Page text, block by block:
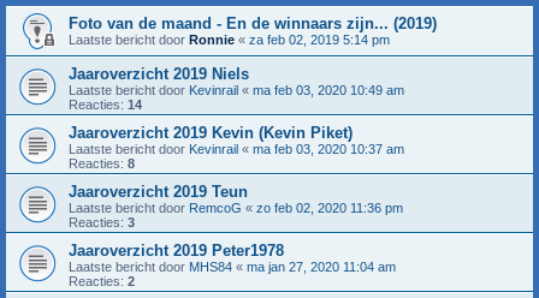
Foto van de maand - En de winnaars zijn... (2019)
Laatste bericht door Ronnie « za feb 02, 2019 5:14 pm
Jaaroverzicht 2019 Niels
Laatste bericht door Kevinrail « ma feb 03, 2020 10:49 am
Reacties: 14
Jaaroverzicht 2019 Kevin (Kevin Piket)
Laatste bericht door Kevinrail « ma feb 03, 2020 10:37 am
Reacties: 8
Jaaroverzicht 2019 Teun
Laatste bericht door RemcoG « zo feb 02, 2020 11:36 pm
Reacties: 3
Jaaroverzicht 2019 Peter1978
Laatste bericht door MHS84 « ma jan 27, 2020 11:04 am
Reacties: 2